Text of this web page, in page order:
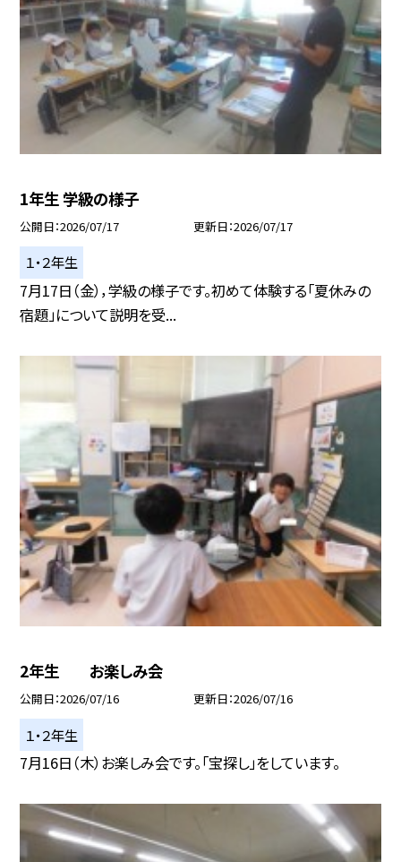
1年生 学級の様子
公開日 2026/07/17 更新日 2026/07/17
１・２年生
7月17日（金），学級の様子です。初めて体験する「夏休みの
宿題」について説明を受...
2年生 お楽しみ会
公開日 2026/07/16 更新日 2026/07/16
１・２年生
7月16日（木）お楽しみ会です。「宝探し」をしています。